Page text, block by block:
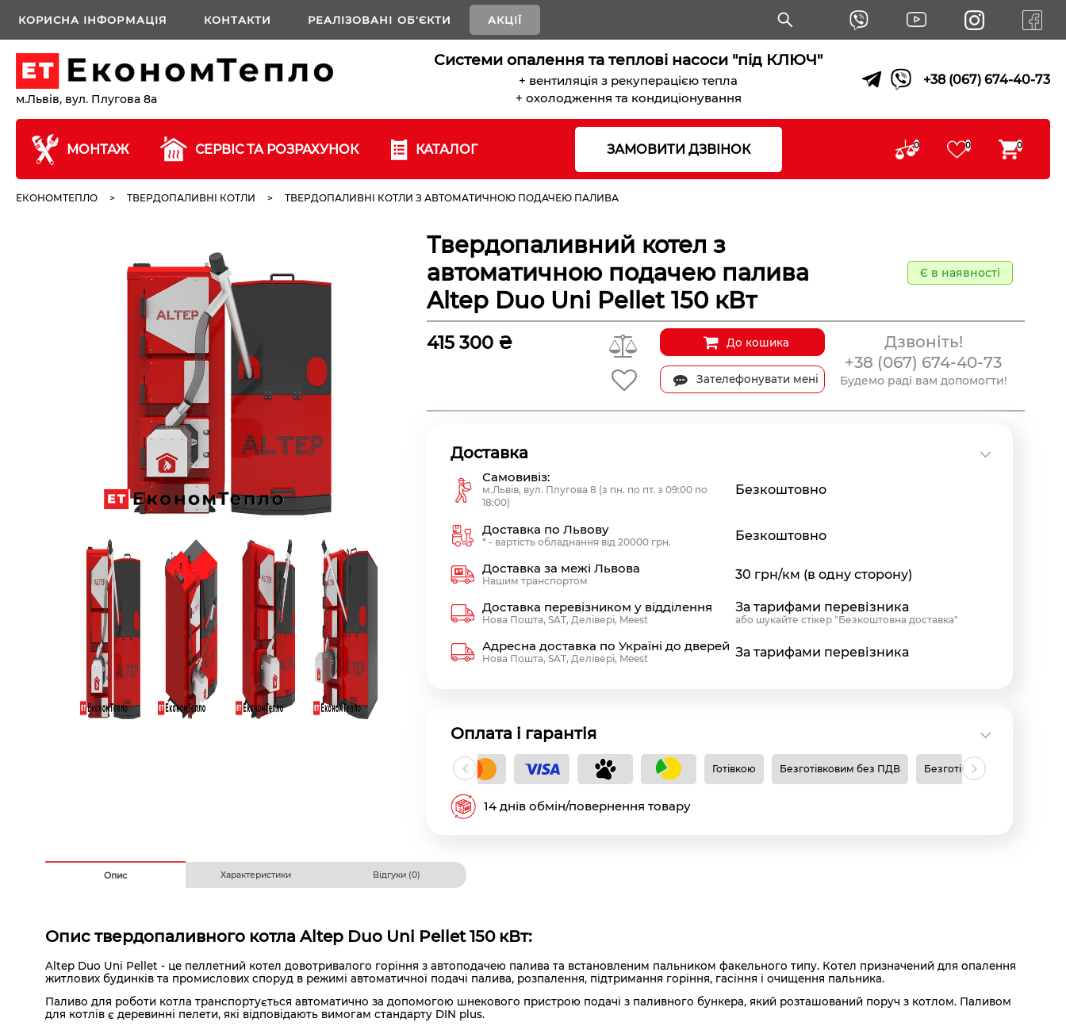
КОРИСНА ІНФОРМАЦІЯ КОНТАКТИ РЕАЛІЗОВАНІ ОБ'ЄКТИ АКЦІЇ
м.Львів, вул. Плугова 8а
Системи опалення та теплові насоси "під КЛЮЧ"
+ вентиляція з рекуперацією тепла
+ охолодження та кондиціонування
+38 (067) 674-40-73
МОНТАЖ СЕРВІС ТА РОЗРАХУНОК КАТАЛОГ ЗАМОВИТИ ДЗВІНОК 0 0 0
ЕКОНОМТЕПЛО > ТВЕРДОПАЛИВНІ КОТЛИ > ТВЕРДОПАЛИВНІ КОТЛИ З АВТОМАТИЧНОЮ ПОДАЧЕЮ ПАЛИВА
Твердопаливний котел з
автоматичною подачею палива
Altep Duo Uni Pellet 150 кВт
Є в наявності
415 300 ₴ До кошика
Зателефонувати мені
Дзвоніть!
+38 (067) 674-40-73
Будемо раді вам допомогти!
Доставка
Самовивіз:
м.Львів, вул. Плугова 8 (з пн. по пт. з 09:00 по
18:00)
Безкоштовно
Доставка по Львову
* - вартість обладнання від 20000 грн. Безкоштовно
Доставка за межі Львова
Нашим транспортом 30 грн/км (в одну сторону)
Доставка перевізником у відділення
Нова Пошта, SAT, Делівері, Meest
За тарифами перевізника
або шукайте стікер "Безкоштовна доставка"
Адресна доставка по Україні до дверей
Нова Пошта, SAT, Делівері, Meest За тарифами перевізника
Оплата і гарантія
Готівкою Безготівковим без ПДВ Безготівковим з ПДВ
14 днів обмін/повернення товару
Опис Характеристики Відгуки (0)
Опис твердопаливного котла Altep Duo Uni Pellet 150 кВт:
Altep Duo Uni Pellet - це пеллетний котел довотривалого горіння з автоподачею палива та встановленим пальником факельного типу. Котел призначений для опалення
житлових будинків та промислових споруд в режимі автоматичної подачі палива, розпалення, підтримання горіння, гасіння і очищення пальника.
Паливо для роботи котла транспортується автоматично за допомогою шнекового пристрою подачі з паливного бункера, який розташований поруч з котлом. Паливом
для котлів є деревинні пелети, які відповідають вимогам стандарту DIN plus.